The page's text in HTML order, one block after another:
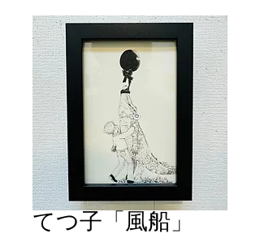
てつ子「風船」